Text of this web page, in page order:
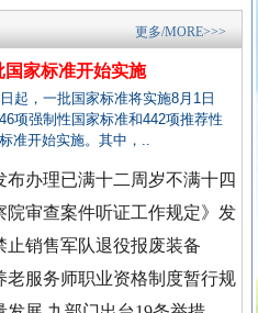
国家标准开始实施
起，一批国家标准将实施8月1日
项强制性国家标准和442项推荐性
准开始实施。其中，..
布办理已满十二周岁不满十四
院审查案件听证工作规定》发
止销售军队退役报废装备
老服务师职业资格制度暂行规
更多/MORE>>>
个先锋队”本色